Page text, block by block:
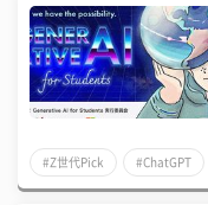
#Z世代Pick #ChatGPT